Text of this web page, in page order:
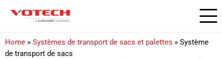
Home » Systèmes de transport de sacs et palettes » Système
de transport de sacs